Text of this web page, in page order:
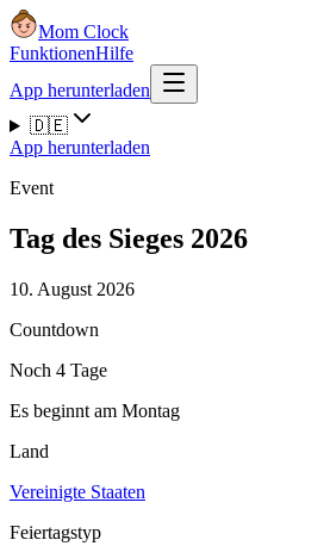
Mom Clock
FunktionenHilfe
App herunterladen
🇩🇪
App herunterladen
Event
Tag des Sieges 2026
10. August 2026
Countdown
Noch 4 Tage
Es beginnt am Montag
Land
Vereinigte Staaten
Feiertagstyp